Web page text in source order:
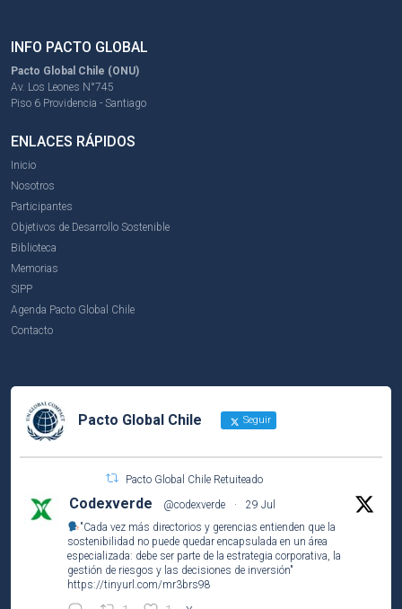
INFO PACTO GLOBAL
Pacto Global Chile (ONU)
Av. Los Leones N°745
Piso 6 Providencia - Santiago
ENLACES RÁPIDOS
Inicio
Nosotros
Participantes
Objetivos de Desarrollo Sostenible
Biblioteca
Memorias
SIPP
Agenda Pacto Global Chile
Contacto
Pacto Global Chile Seguir
Pacto Global Chile Retuiteado
Codexverde @codexverde ·
29 Jul
"Cada vez más directorios y gerencias entienden que la
sostenibilidad no puede quedar encapsulada en un área
especializada: debe ser parte de la estrategia corporativa, la
gestión de riesgos y las decisiones de inversión"
https://tinyurl.com/mr3brs98